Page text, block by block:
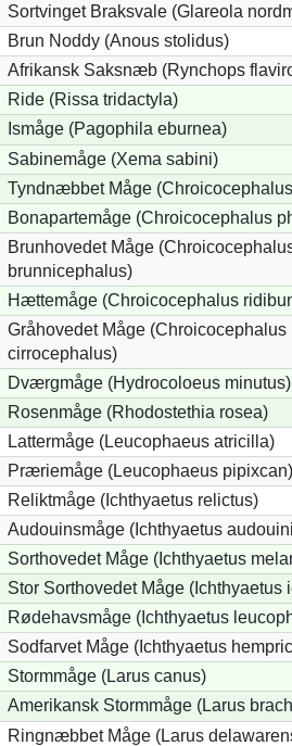
Sortvinget Braksvale (Glareola
Brun Noddy (Anous stolidus)
Afrikansk Saksnæb (Rynchops
Ride (Rissa tridactyla)
Ismåge (Pagophila eburnea)
Sabinemåge (Xema sabini)
Tyndnæbbet Måge
Bonapartemåge (Chroicocephalus
Brunhovedet Måge
brunnicephalus)
Hættemåge (Chroicocephalus
Gråhovedet Måge (Chroicocephalus
cirrocephalus)
Dværgmåge (Hydrocoloeus minutus)
Rosenmåge (Rhodostethia rosea)
Lattermåge (Leucophaeus atricilla)
Præriemåge (Leucophaeus pipixcan)
Reliktmåge (Ichthyaetus relictus)
Audouinsmåge (Ichthyaetus
Sorthovedet Måge (Ichthyaetus
Stor Sorthovedet Måge (Ichthyaetus
Rødehavsmåge (Ichthyaetus
Sodfarvet Måge (Ichthyaetus
Stormmåge (Larus canus)
Amerikansk Stormmåge (Larus
Ringnæbbet Måge (Larus